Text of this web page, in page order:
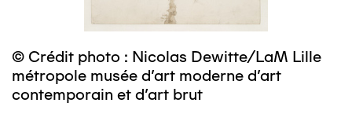
© Crédit photo : Nicolas Dewitte/LaM Lille
métropole musée d’art moderne d’art
contemporain et d’art brut